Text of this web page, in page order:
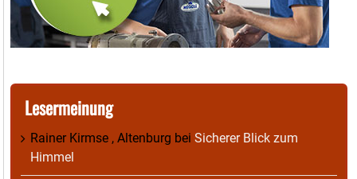
Lesermeinung
Rainer Kirmse , Altenburg bei Sicherer Blick zum
Himmel